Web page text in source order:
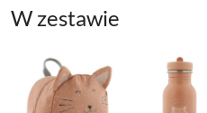
W zestawie